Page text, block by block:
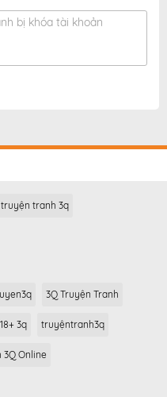
bị khóa tài khoản
truyện tranh 3q
3Q Truyện Tranh
3q truyệntranh3q
Online